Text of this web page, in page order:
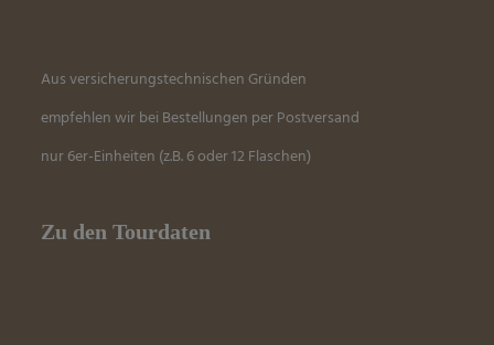
Aus versicherungstechnischen Gründen
empfehlen wir bei Bestellungen per Postversand
nur 6er-Einheiten (z.B. 6 oder 12 Flaschen)
Zu den Tourdaten